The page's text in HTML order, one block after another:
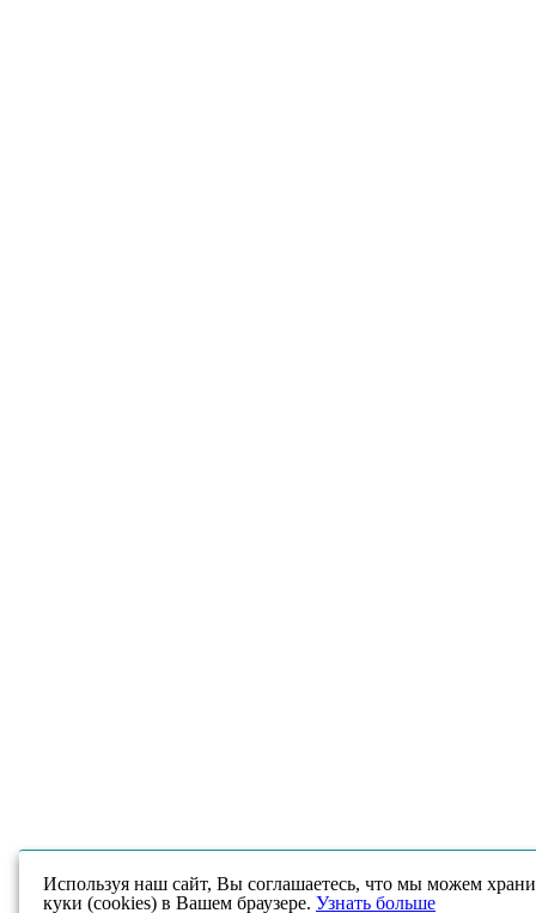
Используя наш сайт, Вы соглашаетесь, что мы можем
куки (cookies) в Вашем браузере. Узнать больше